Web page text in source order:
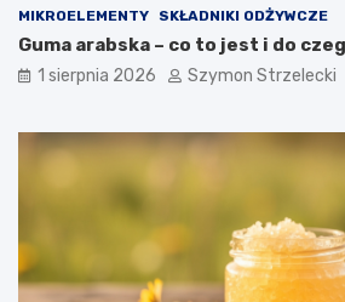
MIKROELEMENTY SKŁADNIKI ODŻYWCZE
Guma arabska – co to jest i do
1 sierpnia 2026 Szymon Strzelecki